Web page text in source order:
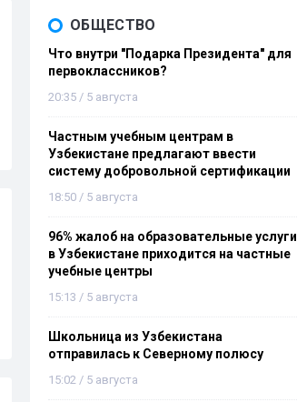
ОБЩЕСТВО
Что внутри "Подарка Президента" для
первоклассников?
20:35 / 5 августа
Частным учебным центрам в
Узбекистане предлагают ввести
систему добровольной сертификации
18:50 / 5 августа
96% жалоб на образовательные услуги
в Узбекистане приходится на частные
учебные центры
15:13 / 5 августа
Школьница из Узбекистана
отправилась к Северному полюсу
15:02 / 5 августа